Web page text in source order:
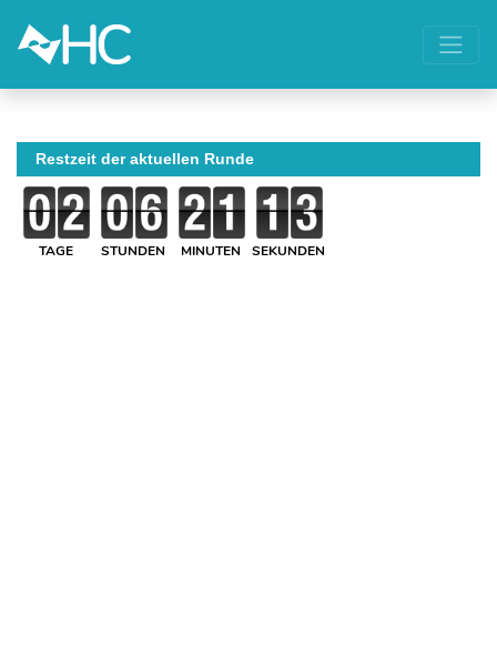
Restzeit der aktuellen Runde
TAGE STUNDEN MINUTEN SEKUNDEN